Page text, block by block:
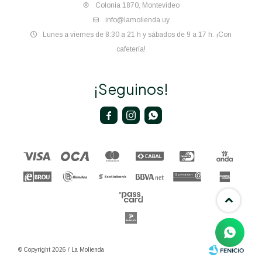
Colonia 1870, Montevideo
info@lamolienda.uy
Lunes a viernes de 8:30 a 21 h y sábados de 9 a 17 h. ¡Con
cafetería!
¡Seguinos!
  
© Copyright 2026 / La Molienda